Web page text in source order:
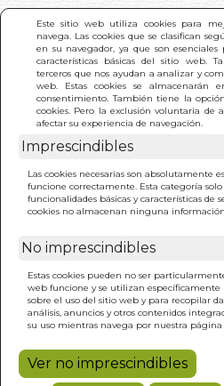
Este sitio web utiliza cookies para
navega. Las cookies que se clasifican
en su navegador, ya que son
características básicas del sitio web.
terceros que nos ayudan a analizar y
web. Estas cookies se almacenarán
consentimiento. También tiene la
cookies. Pero la exclusión voluntaria de
afectar su experiencia de navegación.
Imprescindibles
Las cookies necesarias son absolutamente
funcione correctamente. Esta categoría
funcionalidades básicas y características de
cookies no almacenan ninguna
No imprescindibles
Estas cookies pueden no ser
web funcione y se utilizan específicamente
sobre el uso del sitio web y para recopilar
análisis, anuncios y otros contenidos
su uso mientras navega por nuestra
Ver no imprescindibles
INICIO >